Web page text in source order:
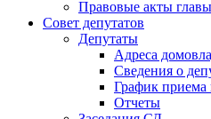
Правовые акты
Совет депутатов
Депутаты
Адреса
Сведения о
График приема
Отчеты